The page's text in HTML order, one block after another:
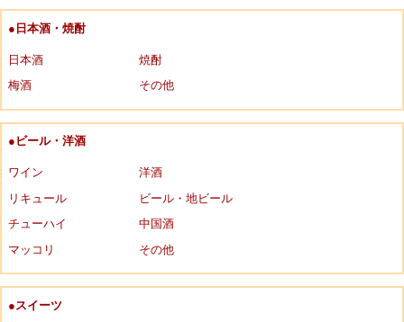
●日本酒・焼酎
日本酒
焼酎
梅酒
その他
●ビール・洋酒
ワイン
洋酒
リキュール
ビール・地ビール
チューハイ
中国酒
マッコリ
その他
●スイーツ